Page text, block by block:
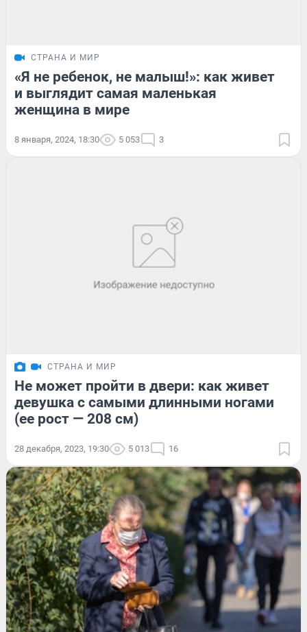
СТРАНА И МИР
«Я не ребенок, не малыш!»: как живет
и выглядит самая маленькая
женщина в мире
8 января, 2024, 18:30 5 053 3
СТРАНА И МИР
Не может пройти в двери: как живет
девушка с самыми длинными ногами
(ее рост — 208 см)
28 декабря, 2023, 19:30 5 013 16